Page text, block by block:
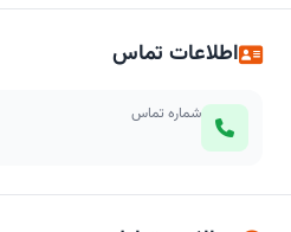
اطلاعات تماس
شماره تماس